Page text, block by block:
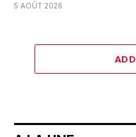
5 AOÛT 2026